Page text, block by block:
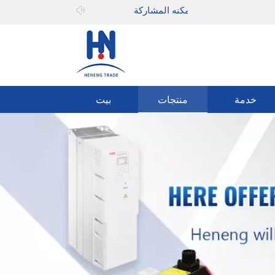
مرحبا بك فييمكنه المشاركة
بيت منتجات خدمة